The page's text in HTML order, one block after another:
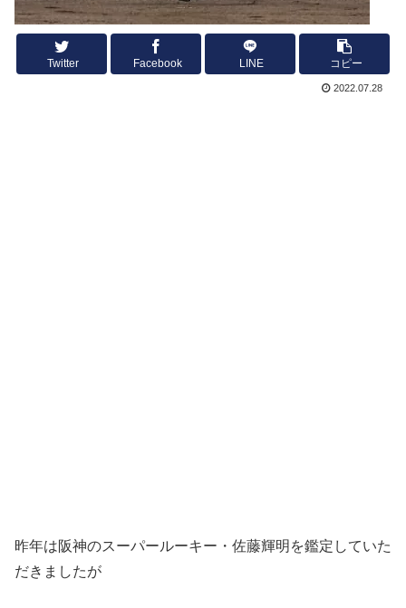
Twitter Facebook LINE コピー
2022.07.28
昨年は阪神のスーパールーキー・佐藤輝明を鑑定していた
だきましたが